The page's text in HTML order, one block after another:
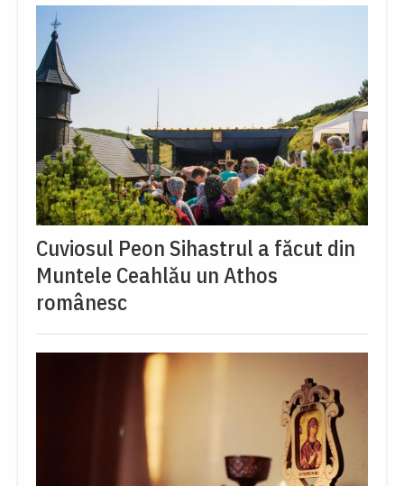
Cuviosul Peon Sihastrul a făcut din
Muntele Ceahlău un Athos
românesc